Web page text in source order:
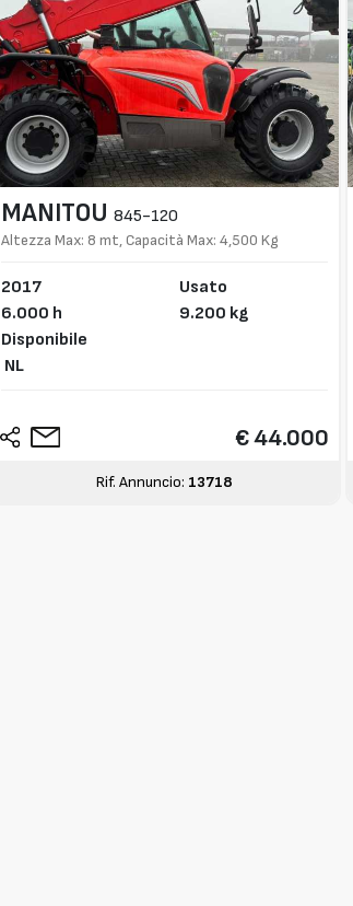
MANITOU 845-120
Altezza Max: 8 mt, Capacità Max: 4,500 Kg
2017
6.000 h
Disponibile
NL
Usato
9.200 kg
€ 44.000
Rif. Annuncio: 13718